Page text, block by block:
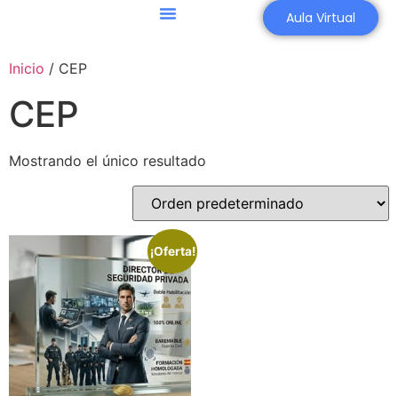
Aula Virtual
Inicio / CEP
CEP
Mostrando el único resultado
¡Oferta!